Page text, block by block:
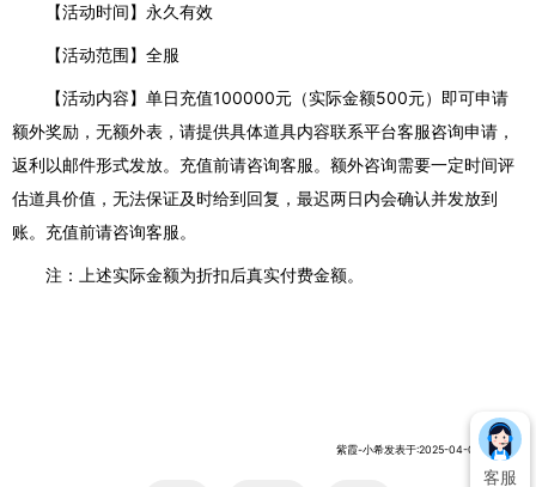
【活动时间】永久有效
【活动范围】全服
【活动内容】单日充值100000元（实际金额500元）即可申请
额外奖励，无额外表，请提供具体道具内容联系平台客服咨询申请，
返利以邮件形式发放。充值前请咨询客服。额外咨询需要一定时间评
估道具价值，无法保证及时给到回复，最迟两日内会确认并发放到
账。充值前请咨询客服。
注：上述实际金额为折扣后真实付费金额。
紫霞-小希发表于:2025-04-01 16:20:17
客服